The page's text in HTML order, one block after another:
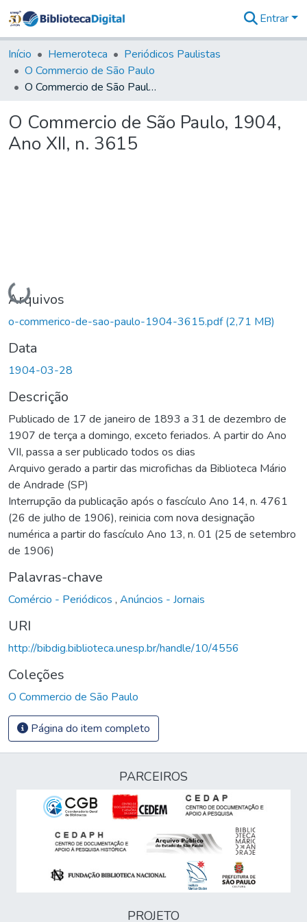
&
Coleções
Tudo na
Biblioteca
Estatísticas
Entrar
Início Hemeroteca
Periódicos Paulistas
O Commercio de São Paulo
O Commercio de São Paulo, 1904, Ano XII, n. 3615
O Commercio de São Paulo, 1904,
Ano XII, n. 3615
Carregando...
Arquivos
o-commerico-de-sao-paulo-1904-3615.pdf(2,71 MB)
Data
1904-03-28
Descrição
Publicado de 17 de janeiro de 1893 a 31 de dezembro de
1907 de terça a domingo, exceto feriados. A partir do Ano
VII, passa a ser publicado todos os dias
Arquivo gerado a partir das microfichas da Biblioteca Mário
de Andrade (SP)
Interrupção da publicação após o fascículo Ano 14, n. 4761
(26 de julho de 1906), reinicia com nova designação
numérica a partir do fascículo Ano 13, n. 01 (25 de setembro
de 1906)
Palavras-chave
Comércio - Periódicos , Anúncios - Jornais
URI
http://bibdig.biblioteca.unesp.br/handle/10/4556
Coleções
O Commercio de São Paulo
Página do item completo
PARCEIROS
PROJETO